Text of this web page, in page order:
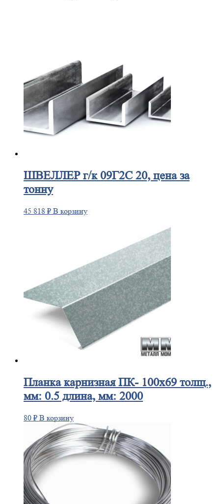
ШВЕЛЛЕРг/к 09Г2С 20, цена за
тонну
45 818 ₽ В корзину
Планкакарнизная ПК- 100х69 толщ.,
мм: 0.5 длина, мм: 2000
80 ₽ В корзину